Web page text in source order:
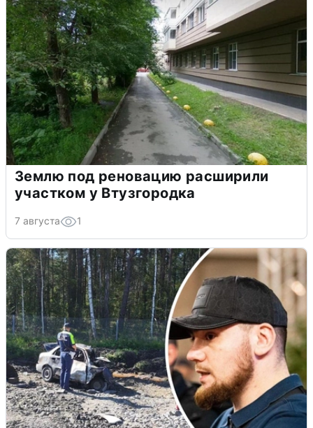
Землю под реновацию расширили
участком у Втузгородка
7 августа 1